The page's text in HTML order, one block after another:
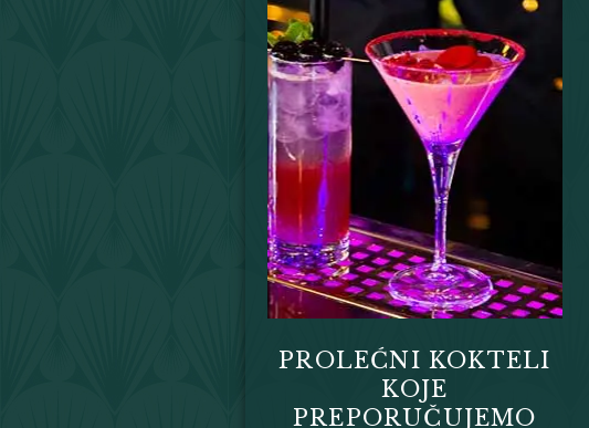
PROLEĆNI KOKTELI
KOJE
PREPORUČUJEMO